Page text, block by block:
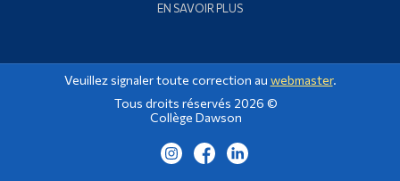
EN SAVOIR PLUS
Veuillez signaler toute correction au webmaster.
Tous droits réservés 2026 ©
Collège Dawson